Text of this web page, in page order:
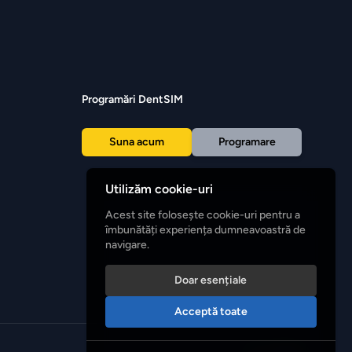
Programări DentSIM
Suna acum Programare
Utilizăm cookie-uri
Acest site folosește cookie-uri pentru a
îmbunătăți experiența dumneavoastră de
navigare.
Doar esențiale
Acceptă toate